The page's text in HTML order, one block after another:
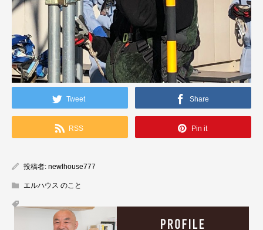
Tweet Share
RSS Pin it
投稿者: newlhouse777
エルハウス のこと